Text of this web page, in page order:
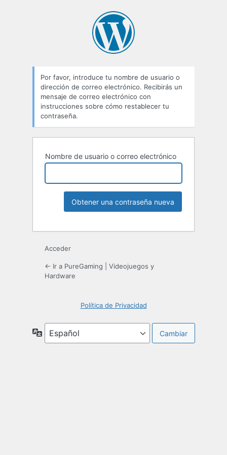
Por favor, introduce tu nombre de usuario o
dirección de correo electrónico. Recibirás un
mensaje de correo electrónico con
instrucciones sobre cómo restablecer tu
contraseña.
Nombre de usuario o correo electrónico
Acceder
← Ir a PureGaming | Videojuegos y
Hardware
Política de Privacidad
Idioma